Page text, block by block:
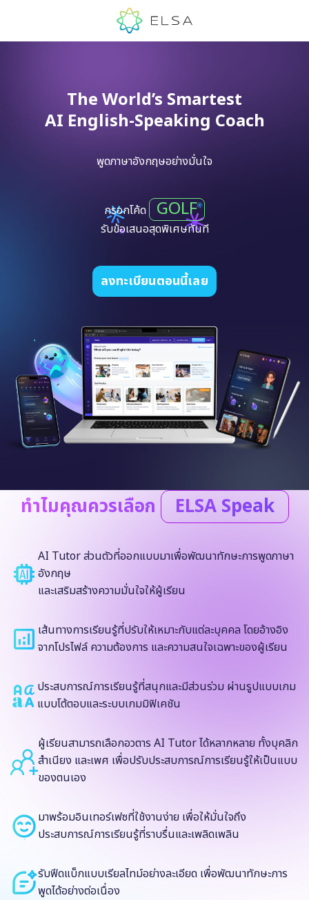
The World’s Smartest
AI English-Speaking Coach
พูดภาษาอังกฤษอย่างมั่นใจ
กรอกโค้ด GOLF
รับข้อเสนอสุดพิเศษทันที
ลงทะเบียนตอนนี้เลย
ทำไมคุณควรเลือก ELSA Speak
AI Tutor ส่วนตัวที่ออกแบบมาเพื่อพัฒนาทักษะการพูดภาษา
อังกฤษ
และเสริมสร้างความมั่นใจให้ผู้เรียน
เส้นทางการเรียนรู้ที่ปรับให้เหมาะกับแต่ละบุคคล โดยอ้างอิง
จากโปรไฟล์ ความต้องการ และความสนใจเฉพาะของผู้เรียน
ประสบการณ์การเรียนรู้ที่สนุกและมีส่วนร่วม ผ่านรูปแบบเกม
แบบโต้ตอบและระบบเกมมิฟิเคชัน
ผู้เรียนสามารถเลือกอวตาร AI Tutor ได้หลากหลาย ทั้งบุคลิก
สำเนียง และเพศ เพื่อปรับประสบการณ์การเรียนรู้ให้เป็นแบบ
ของตนเอง
มาพร้อมอินเทอร์เฟซที่ใช้งานง่าย เพื่อให้มั่นใจถึง
ประสบการณ์การเรียนรู้ที่ราบรื่นและเพลิดเพลิน
รับฟีดแบ็กแบบเรียลไทม์อย่างละเอียด เพื่อพัฒนาทักษะการ
พูดได้อย่างต่อเนื่อง